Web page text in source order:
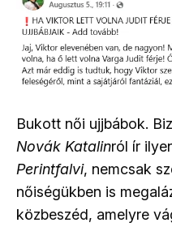
Bukott női ujjbábok.
Novák Katalinról ír
Perintfalvi, nemcsak
nőiségükben is
közbeszéd, amelyre